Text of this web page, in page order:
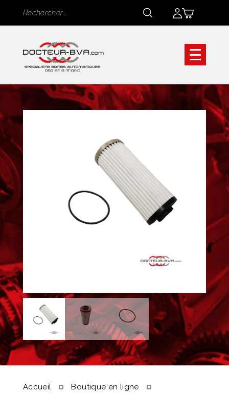
Rechercher
Rechercher
Accueil
Boutique en ligne